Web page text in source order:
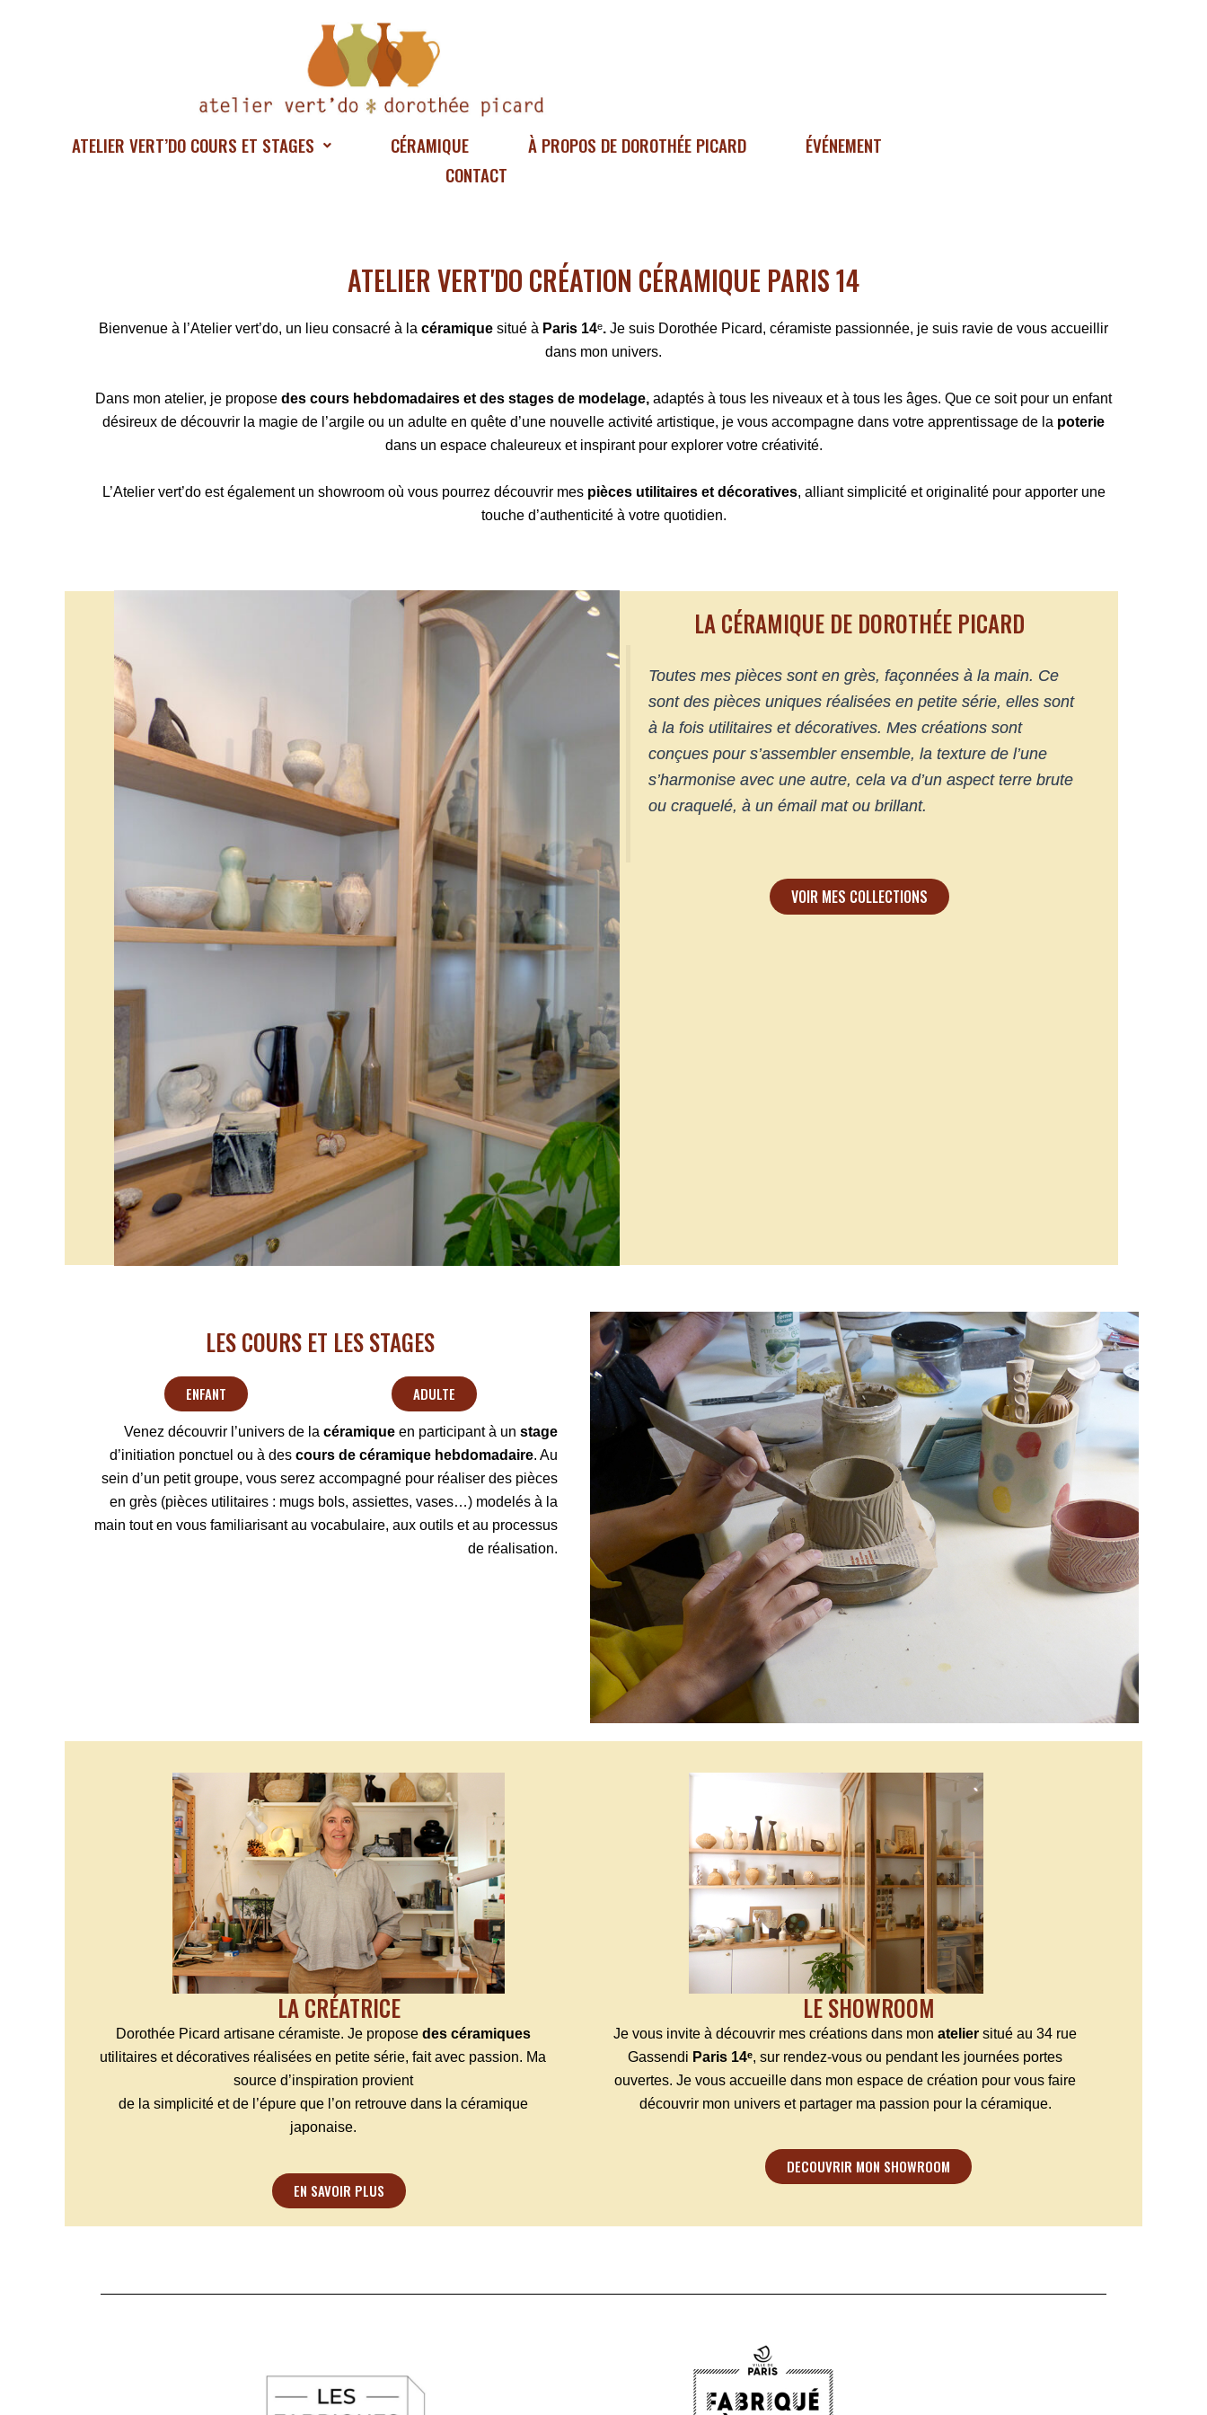
ATELIER VERT’DO COURS ET STAGES CÉRAMIQUE À PROPOS DE DOROTHÉE PICARD
ÉVÉNEMENT
CONTACT
ATELIER VERT'DO CRÉATION CÉRAMIQUE PARIS 14
Bienvenue à l’Atelier vert’do, un lieu consacré à la céramique situé à Paris 14ᵉ. Je suis Dorothée Picard, céramiste passionnée, je suis ravie de vous accueillir
dans mon univers.
Dans mon atelier, je propose des cours hebdomadaires et des stages de modelage, adaptés à tous les niveaux et à tous les âges. Que ce soit pour un enfant
désireux de découvrir la magie de l’argile ou un adulte en quête d’une nouvelle activité artistique, je vous accompagne dans votre apprentissage de la poterie
dans un espace chaleureux et inspirant pour explorer votre créativité.
L’Atelier vert’do est également un showroom où vous pourrez découvrir mes pièces utilitaires et décoratives, alliant simplicité et originalité pour apporter une
touche d’authenticité à votre quotidien.
LA CÉRAMIQUE DE DOROTHÉE PICARD
Toutes mes pièces sont en grès, façonnées à la main. Ce
sont des pièces uniques réalisées en petite série, elles sont
à la fois utilitaires et décoratives. Mes créations sont
conçues pour s’assembler ensemble, la texture de l’une
s’harmonise avec une autre, cela va d’un aspect terre brute
ou craquelé, à un émail mat ou brillant.
VOIR MES COLLECTIONS
LES COURS ET LES STAGES
ENFANT ADULTE
Venez découvrir l’univers de la céramiqueen participant à un stage
d’initiation ponctuel ou à descours de céramique hebdomadaire. Au
sein d’un petit groupe, vous serez accompagné pour réaliser des pièces
en grès (pièces utilitaires : mugs bols, assiettes, vases…) modelés à la
main tout en vous familiarisant au vocabulaire, aux outils et au processus
de réalisation.
LA CRÉATRICE
Dorothée Picard artisane céramiste. Je propose des céramiques
utilitaires et décoratives réalisées en petite série, fait avec passion. Ma
source d’inspiration provient
de la simplicité et de l’épure que l’on retrouve dans la céramique
japonaise.
EN SAVOIR PLUS
LE SHOWROOM
Je vous invite à découvrir mes créations dans monatelier situé au 34 rue
Gassendi Paris 14ᵉ, sur rendez-vous ou pendant les journées portes
ouvertes.Je vous accueilledans mon espace de création pour vous faire
découvrir mon univers et partager ma passion pour la céramique.
DECOUVRIR MON SHOWROOM